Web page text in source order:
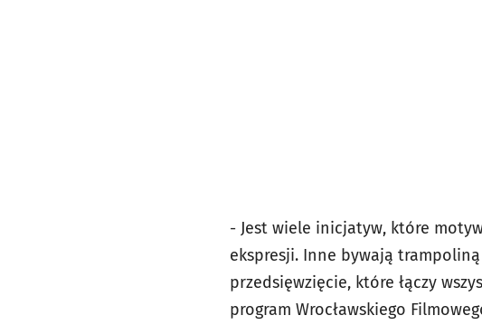
- Jest wiele inicjatyw, które
ekspresji. Inne bywają
przedsięwzięcie, które łączy
program Wrocławskiego